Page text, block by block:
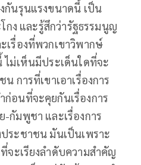
กันรุนแรงขนาดนี้ เป็น
กง และรู้สึกว่ารัฐธรรมนูญ
เรื่องที่พวกเขาวิพากษ์
ม่เห็นมีประเด็นใดที่จะ
การที่เขาเอาเรื่องการ
อนที่จะคุยกันเรื่องการ
มพูชา และเรื่องการ
ระชาชน มันเป็นเพราะ
จะเรียงลำดับความสำคัญ